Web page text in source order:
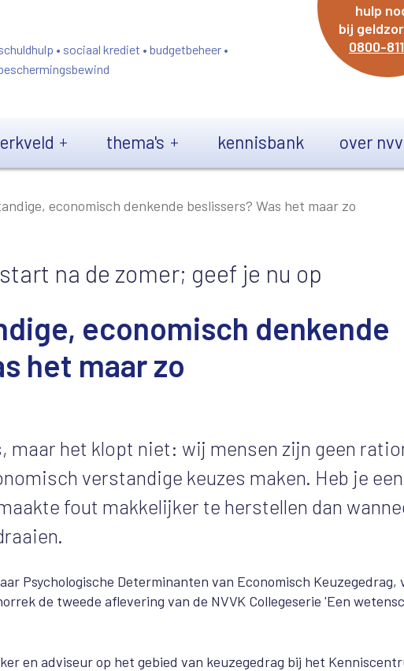
• sociaal krediet • budgetbeheer •
hulp
bij
0800-
thema's kennisbank over
economisch denkende beslissers? Was het maar zo
na de zomer; geef je nu op
economisch denkende
het maar zo
maar het klopt niet: wij mensen zijn geen
verstandige keuzes maken. Heb je
fout makkelijker te herstellen dan
Psychologische Determinanten van Economisch Keuzegedrag,
de tweede aflevering van de NVVK Collegeserie 'Een
en adviseur op het gebied van keuzegedrag bij het